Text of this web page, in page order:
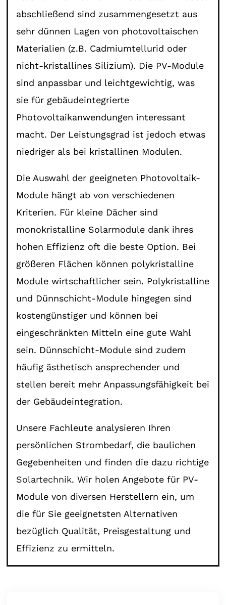
abschließend sind zusammengesetzt aus
sehr dünnen Lagen von photovoltaischen
Materialien (z.B. Cadmiumtellurid oder
nicht-kristallines Silizium). Die PV-Module
sind anpassbar und leichtgewichtig, was
sie für gebäudeintegrierte
Photovoltaikanwendungen interessant
macht. Der Leistungsgrad ist jedoch etwas
niedriger als bei kristallinen Modulen.
Die Auswahl der geeigneten Photovoltaik-
Module hängt ab von verschiedenen
Kriterien. Für kleine Dächer sind
monokristalline Solarmodule dank ihres
hohen Effizienz oft die beste Option. Bei
größeren Flächen können polykristalline
Module wirtschaftlicher sein. Polykristalline
und Dünnschicht-Module hingegen sind
kostengünstiger und können bei
eingeschränkten Mitteln eine gute Wahl
sein. Dünnschicht-Module sind zudem
häufig ästhetisch ansprechender und
stellen bereit mehr Anpassungsfähigkeit bei
der Gebäudeintegration.
Unsere Fachleute analysieren Ihren
persönlichen Strombedarf, die baulichen
Gegebenheiten und finden die dazu richtige
Solartechnik. Wir holen Angebote für PV-
Module von diversen Herstellern ein, um
die für Sie geeignetsten Alternativen
bezüglich Qualität, Preisgestaltung und
Effizienz zu ermitteln.